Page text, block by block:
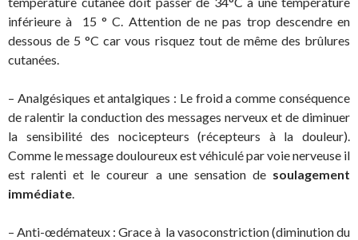
inférieure à 15 ° C. Attention de ne pas trop descendre en
dessous de 5 °C car vous risquez tout de même des brûlures
cutanées.
– Analgésiques et antalgiques : Le froid a comme conséquence
de ralentir la conduction des messages nerveux et de diminuer
la sensibilité des nocicepteurs (récepteurs à la douleur).
Comme le message douloureux est véhiculé par voie nerveuse il
est ralenti et le coureur a une sensation de soulagement
immédiate.
– Anti-œdémateux : Grace à la vasoconstriction (diminution du